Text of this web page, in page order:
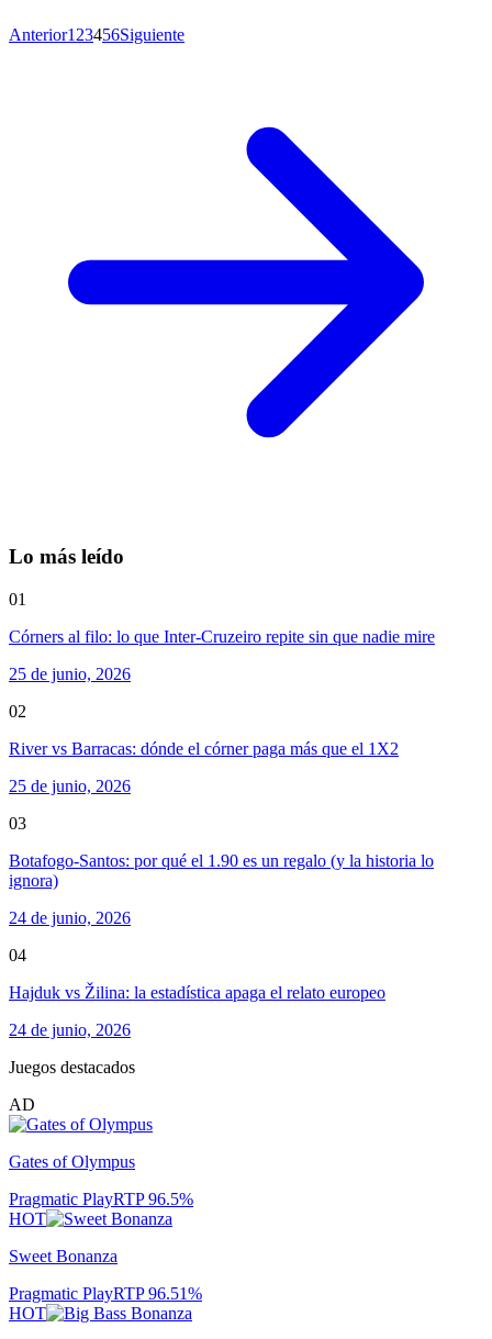
Anterior1 23456Siguiente
Lo más leído
01
Córners al filo: lo que Inter-Cruzeiro repite sin que nadie mire
25 de junio, 2026
02
River vs Barracas: dónde el córner paga más que el 1X2
25 de junio, 2026
03
Botafogo-Santos: por qué el 1.90 es un regalo (y la historia lo
ignora)
24 de junio, 2026
04
Hajduk vs Žilina: la estadística apaga el relato europeo
24 de junio, 2026
Juegos destacados
AD
Gates of Olympus
Pragmatic PlayRTP96.5%
HOT
Sweet Bonanza
Pragmatic PlayRTP96.51%
HOT